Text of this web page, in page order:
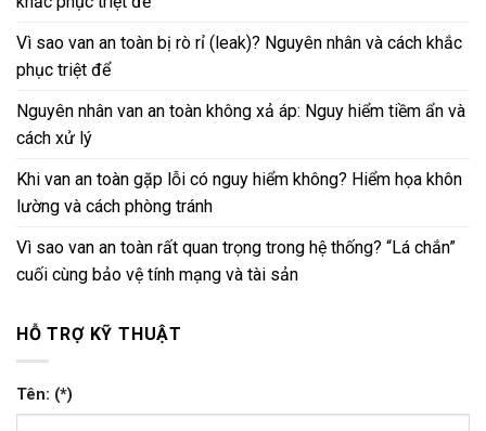
Vì sao van an toàn bị rò rỉ (leak)? Nguyên nhân và cách khắc
phục triệt để
Nguyên nhân van an toàn không xả áp: Nguy hiểm tiềm ẩn và
cách xử lý
Khi van an toàn gặp lỗi có nguy hiểm không? Hiểm họa khôn
lường và cách phòng tránh
Vì sao van an toàn rất quan trọng trong hệ thống? “Lá chắn”
cuối cùng bảo vệ tính mạng và tài sản
HỖ TRỢ KỸ THUẬT
Tên: (*)